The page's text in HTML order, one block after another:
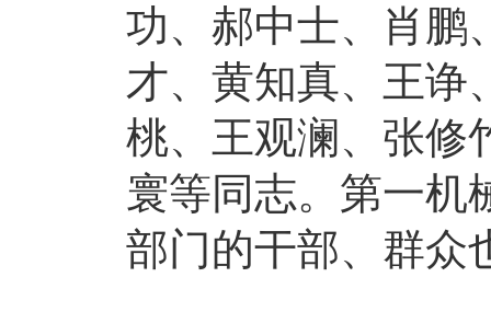
功、郝中士、肖鹏
才、黄知真、王诤
桃、王观澜、张修
寰等同志。第一机
部门的干部、群众